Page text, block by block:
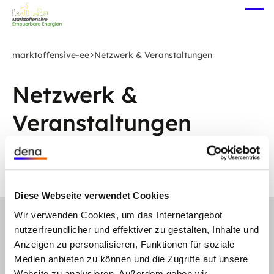
Diese Webseite verwendet Cookies
Wir verwenden Cookies, um das Internetangebot
nutzerfreundlicher und effektiver zu gestalten, Inhalte und
Anzeigen zu personalisieren, Funktionen für soziale
Medien anbieten zu können und die Zugriffe auf unsere
Zum
Hauptinhalt
marktoffensive-ee Netzwerk & Veranstaltungen
Netzwerk &
Veranstaltungen
gehe
nach
oben
Abonnieren Sie unseren NewsletterAnmelden
Folgen Sie uns aufLinkedin